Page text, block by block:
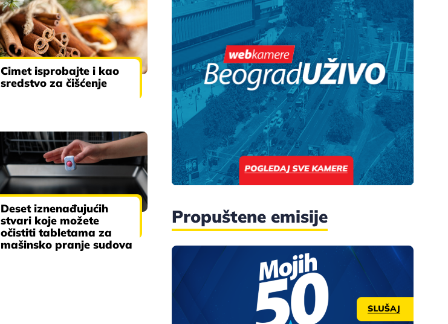
Cimet isprobajte i kao
sredstvo za čišćenje
Deset iznenađujućih
stvari koje možete
očistiti tabletama za
mašinsko pranje sudova
Propuštene emisije